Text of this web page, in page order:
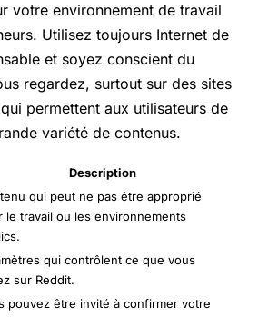
votre environnement de travail
Utilisez toujours Internet de
et soyez conscient du
regardez, surtout sur des sites
permettent aux utilisateurs de
variété de contenus.
Description
qui peut ne pas être approprié
le travail ou les environnements
qui contrôlent ce que vous
sur Reddit.
pouvez être invité à confirmer votre